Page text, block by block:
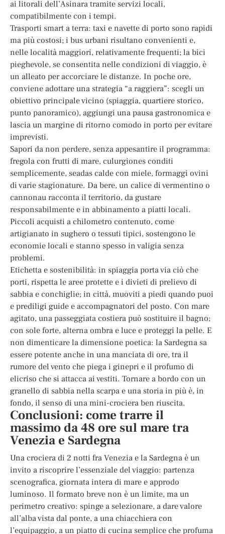
ai litorali dell’Asinara tramite servizi locali,
compatibilmente con i tempi.
Trasporti smart a terra: taxi e navette di porto sono rapidi
ma più costosi; i bus urbani risultano convenienti e,
nelle località maggiori, relativamente frequenti; la bici
pieghevole, se consentita nelle condizioni di viaggio, è
un alleato per accorciare le distanze. In poche ore,
conviene adottare una strategia “a raggiera”: scegli un
obiettivo principale vicino (spiaggia, quartiere storico,
punto panoramico), aggiungi una pausa gastronomica e
lascia un margine di ritorno comodo in porto per evitare
imprevisti.
Sapori da non perdere, senza appesantire il programma:
fregola con frutti di mare, culurgiones conditi
semplicemente, seadas calde con miele, formaggi ovini
di varie stagionature. Da bere, un calice di vermentino o
cannonau racconta il territorio, da gustare
responsabilmente e in abbinamento a piatti locali.
Piccoli acquisti a chilometro contenuto, come
artigianato in sughero o tessuti tipici, sostengono le
economie locali e stanno spesso in valigia senza
problemi.
Etichetta e sostenibilità: in spiaggia porta via ciò che
porti, rispetta le aree protette e i divieti di prelievo di
sabbia e conchiglie; in città, muoviti a piedi quando puoi
e prediligi guide e accompagnatori del posto. Con mare
agitato, una passeggiata costiera può sostituire il bagno;
con sole forte, alterna ombra e luce e proteggi la pelle. E
non dimenticare la dimensione poetica: la Sardegna sa
essere potente anche in una manciata di ore, tra il
rumore del vento che piega i ginepri e il profumo di
elicriso che si attacca ai vestiti. Tornare a bordo con un
granello di sabbia nella scarpa e una storia in più è, in
fondo, il senso di una mini-crociera ben riuscita.
Conclusioni: come trarre il
massimo da 48 ore sul mare tra
Venezia e Sardegna
Una crociera di 2 notti fra Venezia e la Sardegna è un
invito a riscoprire l’essenziale del viaggio: partenza
scenografica, giornata intera di mare e approdo
luminoso. Il formato breve non è un limite, ma un
perimetro creativo: spinge a selezionare, a dare valore
all’alba vista dal ponte, a una chiacchiera con
l’equipaggio, a un piatto di cucina semplice che profuma